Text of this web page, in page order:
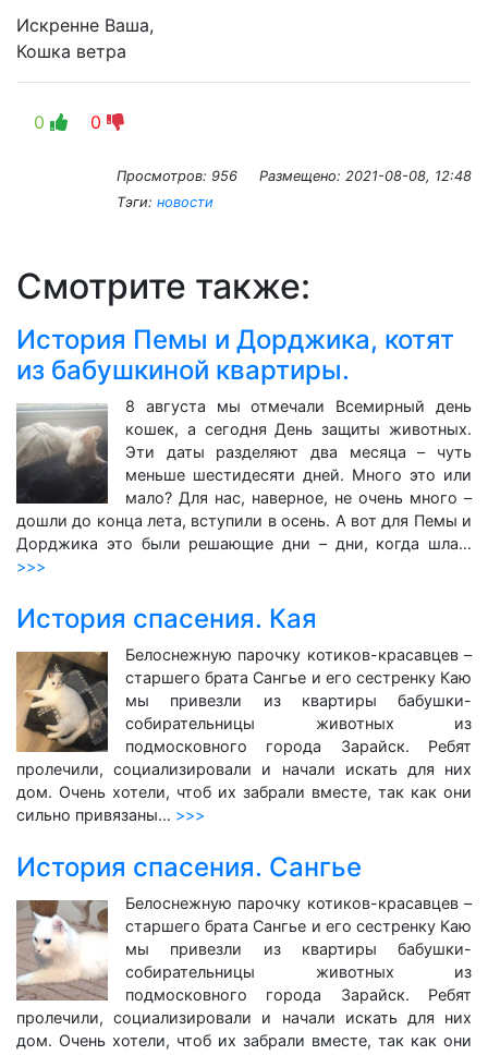
Искренне Ваша,
Кошка ветра
0 0
Просмотров: 956 Размещено: 2021-08-08, 12:48
Тэги: новости
Смотрите также:
История Пемы и Дорджика, котят
из бабушкиной квартиры.
8 августа мы отмечали Всемирный день
кошек, а сегодня День защиты животных.
Эти даты разделяют два месяца – чуть
меньше шестидесяти дней. Много это или
мало? Для нас, наверное, не очень много –
дошли до конца лета, вступили в осень. А вот для Пемы и
Дорджика это были решающие дни – дни, когда шла…
>>>
История спасения. Кая
Белоснежную парочку котиков-красавцев –
старшего брата Сангье и его сестренку Каю
мы привезли из квартиры бабушки-
собирательницы животных из
подмосковного города Зарайск. Ребят
пролечили, социализировали и начали искать для них
дом. Очень хотели, чтоб их забрали вместе, так как они
сильно привязаны… >>>
История спасения. Сангье
Белоснежную парочку котиков-красавцев –
старшего брата Сангье и его сестренку Каю
мы привезли из квартиры бабушки-
собирательницы животных из
подмосковного города Зарайск. Ребят
пролечили, социализировали и начали искать для них
дом. Очень хотели, чтоб их забрали вместе, так как они